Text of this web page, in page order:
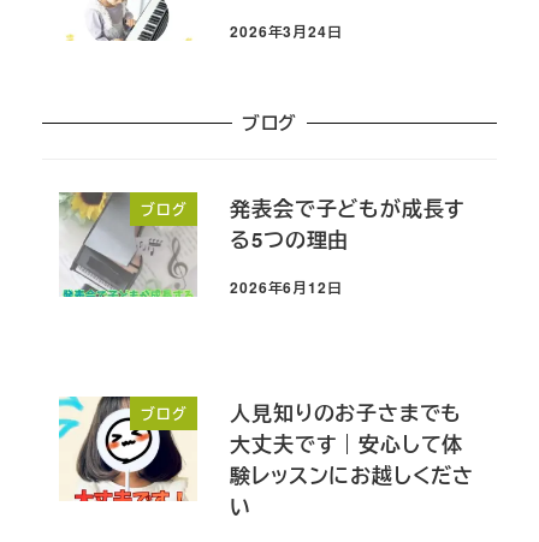
投稿日
2026年3月24日
ブログ
ブログ
発表会で子どもが成長す
る5つの理由
投稿日
2026年6月12日
ブログ
人見知りのお子さまでも
大丈夫です｜安心して体
験レッスンにお越しくださ
い